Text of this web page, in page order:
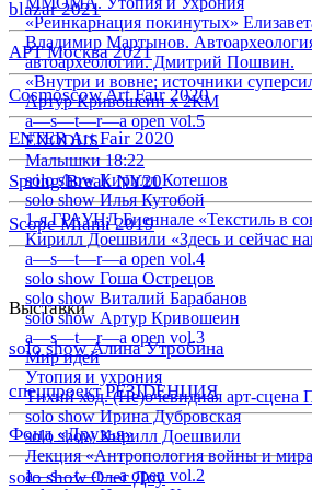
blazar 2021
АРТ Москва 2021
Cosmoscow Art Fair 2020
ENTER Art Fair 2020
Spring/Break NY20
Scope Miami 2019
Выставки
solo show Алина Утробина
спецпроект РЕЗIDЕНЦИЯ
Фонд «Друзья»
solo show Олег Доу
«Реинкарнация покинутых»
Владимир Мартынов.
автоархеологии. Дмитрий Пошвин.
«Внутри и вовне: источники
Артур Кривошеин х 2КМ
a—s—t—r—a open vol.5
EXODUS
Малышки 18:22
solo show Кирилл Котешов
solo show Илья Кутобой
1-я ГРАУНД Биеннале «Текстиль в
Кирилл Доешвили «Здесь и сейчас
a—s—t—r—a open vol.4
solo show Гоша Острецов
solo show Виталий Барабанов
solo show Артур Кривошеин
a—s—t—r—a open vol.3
Мир идей
Утопия и ухрония
Тихий ход. (Не)очевидная арт-сцена
solo show Ирина Дубровская
solo show Кирилл Доешвили
Лекция «Антропология войны и
a—s—t—r—a open vol.2